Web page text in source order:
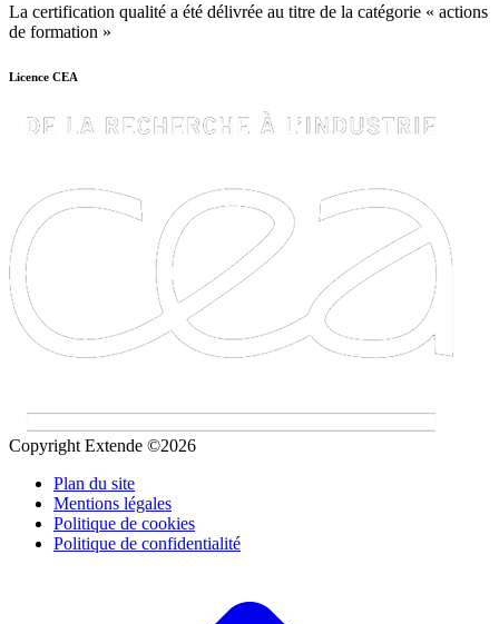
La certification qualité a été délivrée au titre de la catégorie « actions
de formation »
Licence CEA
Copyright Extende ©2026
Plan du site
Mentions légales
Politique de cookies
Politique de confidentialité